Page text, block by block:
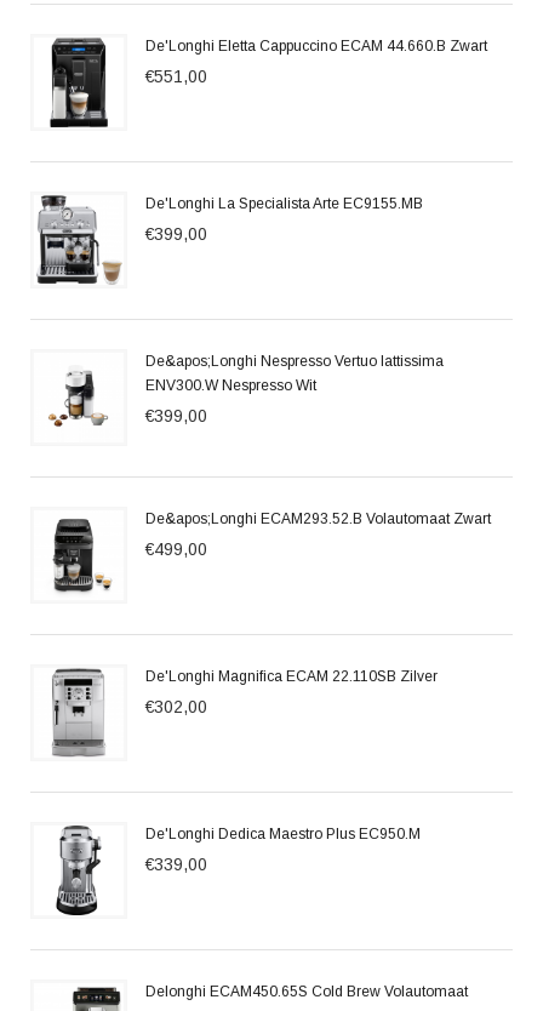
De'Longhi Eletta Cappuccino ECAM 44.660.B Zwart
€551,00
De'Longhi La Specialista Arte EC9155.MB
€399,00
De&apos;Longhi Nespresso Vertuo lattissima
ENV300.W Nespresso Wit
€399,00
De&apos;Longhi ECAM293.52.B Volautomaat Zwart
€499,00
De'Longhi Magnifica ECAM 22.110SB Zilver
€302,00
De'Longhi Dedica Maestro Plus EC950.M
€339,00
Delonghi ECAM450.65S Cold Brew Volautomaat